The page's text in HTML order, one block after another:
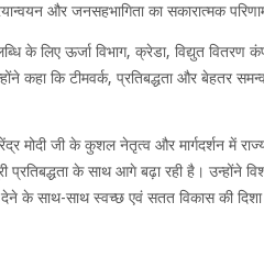
और जनसहभागिता का सकारात्मक
के लिए ऊर्जा विभाग, क्रेडा, विद्युत वितरण
कहा कि टीमवर्क, प्रतिबद्धता और बेहतर
मोदी जी के कुशल नेतृत्व और मार्गदर्शन में
प्रतिबद्धता के साथ आगे बढ़ा रही है। उन्होंने
के साथ-साथ स्वच्छ एवं सतत विकास की दिशा